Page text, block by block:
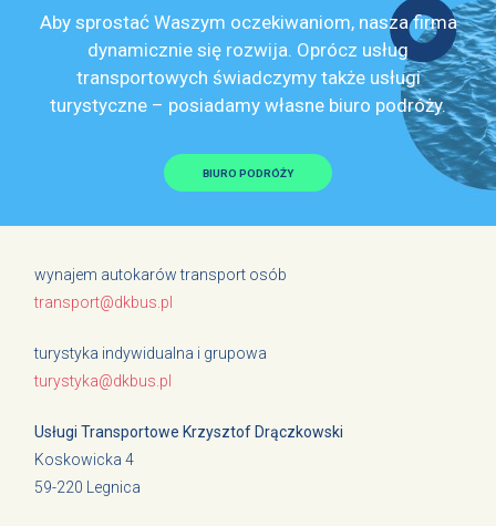
Aby sprostać Waszym oczekiwaniom, nasza firma
dynamicznie się rozwija. Oprócz usług
transportowych świadczymy także usługi
turystyczne – posiadamy własne biuro podróży.
BIURO PODRÓŻY
wynajem autokarów transport osób
transport@dkbus.pl
turystyka indywidualna i grupowa
turystyka@dkbus.pl
Usługi Transportowe Krzysztof Drączkowski
Koskowicka 4
59-220 Legnica